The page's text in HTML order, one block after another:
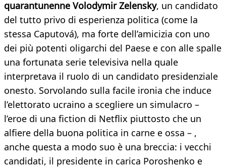
quarantunenne Volodymir Zelensky, un candidato
del tutto privo di esperienza politica (come la
stessa Caputová), ma forte dell’amicizia con uno
dei più potenti oligarchi del Paese e con alle spalle
una fortunata serie televisiva nella quale
interpretava il ruolo di un candidato presidenziale
onesto. Sorvolando sulla facile ironia che induce
l’elettorato ucraino a scegliere un simulacro –
l’eroe di una fiction di Netflix piuttosto che un
alfiere della buona politica in carne e ossa – ,
anche questa a modo suo è una breccia: i vecchi
candidati, il presidente in carica Poroshenko e